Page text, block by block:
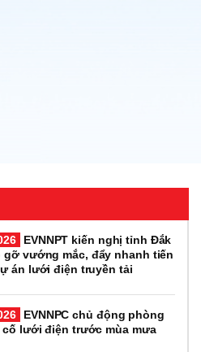
EVNNPT kiến nghị tỉnh Đắk
gỡ vướng mắc, đẩy nhanh tiến
án lưới điện truyền tải
EVNNPC chủ động phòng
lưới điện trước mùa mưa